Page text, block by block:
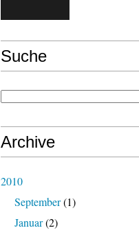
Suche
Archive
2010
September(1)
Januar(2)